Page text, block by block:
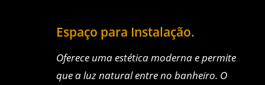
Espaço para Instalação.
Oferece uma estética moderna e permite
que a luz natural entre no banheiro. O